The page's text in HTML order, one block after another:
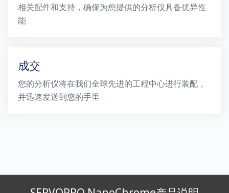
相关配件和支持，确保为您提供的分析仪具备优异性
能
成交
您的分析仪将在我们全球先进的工程中心进行装配，
并迅速发送到您的手里